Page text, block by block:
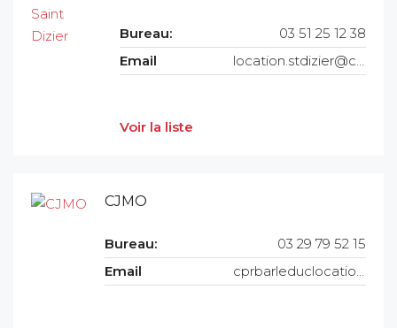
Bureau:
03 51 25 12 38
Email
location.stdizier@cjmo.fr
Voir la liste
CJMO
Bureau:
03 29 79 52 15
Email
cprbarleduclocation@cprimmobilier.fr